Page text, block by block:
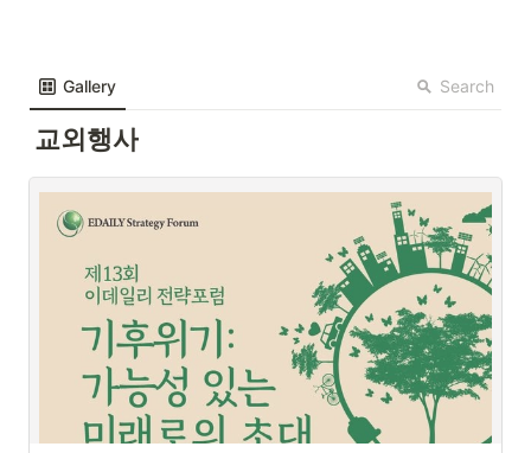
2. 장소
: 진리관 B101호
Gallery Search
교외행사